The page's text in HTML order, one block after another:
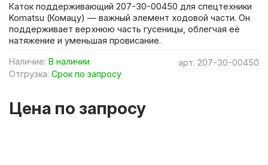
арт. 207-30-00450
Наличие: В наличии
Отгрузка: Срок по запросу
Цена по запросу
Каток поддерживающий 207-30-00450 для спецтехники
Komatsu (Комацу) — важный элемент ходовой части. Он
поддерживает верхнюю часть гусеницы, облегчая её
натяжение и уменьшая провисание.